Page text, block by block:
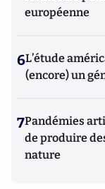
européenne
6L’étude
(encore) un
7Pandémies
de produire
nature